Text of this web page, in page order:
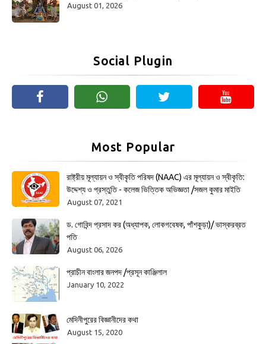
August 01, 2026
Social Plugin
Most Popular
রাষ্ট্রীয় মূল্যায়ন ও স্বীকৃতি পরিষদ (NAAC) এর মূল্যায়ন ও স্বীকৃতি:
উদ্দেশ্য ও প্রস্তুতি - কলেজ ভিত্তিক অভিজ্ঞতা /সজল কুমার মাইতি
August 07, 2021
ড. গোবিন্দ প্রসাদ কর (অধ্যাপক, লোকগবেষক, পাঁশকুড়া)/ ভাস্করব্রত
পতি
August 06, 2026
প্রাচীন বাংলার জনপদ /প্রসূন কাঞ্জিলাল
January 10, 2022
মেদিনীপুরের বিজ্ঞানীদের কথা
August 15, 2020